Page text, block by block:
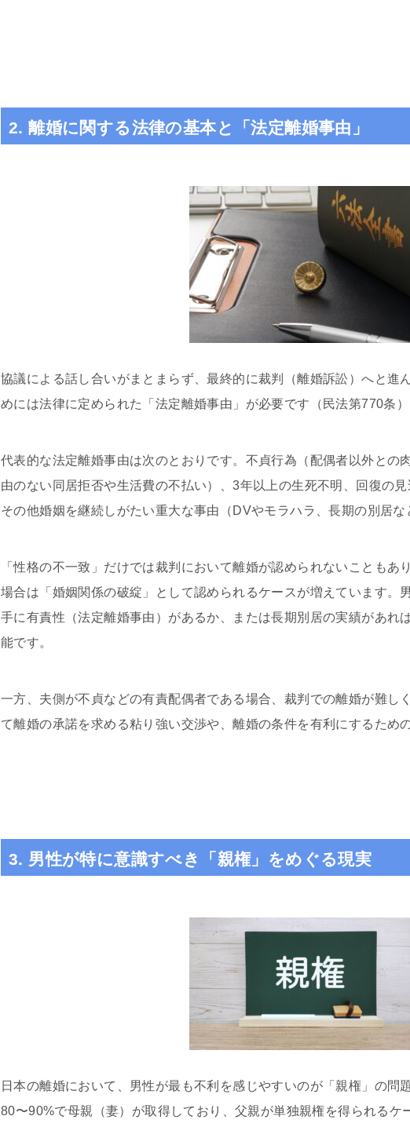
2. 離婚に関する法律の基本と「法定離婚事由」
協議による話し合いがまとまらず、最終的に裁判（離婚訴訟）へと進
めには法律に定められた「法定離婚事由」が必要です（民法第770条）
代表的な法定離婚事由は次のとおりです。不貞行為（配偶者以外との
由のない同居拒否や生活費の不払い）、3年以上の生死不明、回復の
その他婚姻を継続しがたい重大な事由（DVやモラハラ、長期の別居な
「性格の不一致」だけでは裁判において離婚が認められないこともあ
場合は「婚姻関係の破綻」として認められるケースが増えています。
手に有責性（法定離婚事由）があるか、または長期別居の実績があれ
能です。
一方、夫側が不貞などの有責配偶者である場合、裁判での離婚が難し
て離婚の承諾を求める粘り強い交渉や、離婚の条件を有利にするため
3. 男性が特に意識すべき「親権」をめぐる現実
日本の離婚において、男性が最も不利を感じやすいのが「親権」の問
80〜90%で母親（妻）が取得しており、父親が単独親権を得られるケ